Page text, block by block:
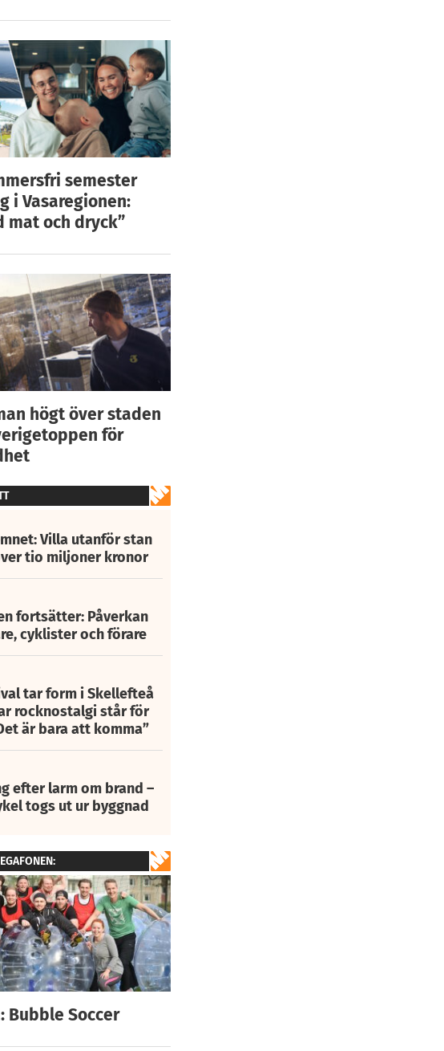
semester
i Vasaregionen:
mat och dryck”
högt över staden
för
Villa utanför stan
tio miljoner kronor
fortsätter: Påverkan
cyklister och förare
tar form i Skellefteå
rocknostalgi står för
är bara att komma”
efter larm om brand –
togs ut ur byggnad
Bubble Soccer